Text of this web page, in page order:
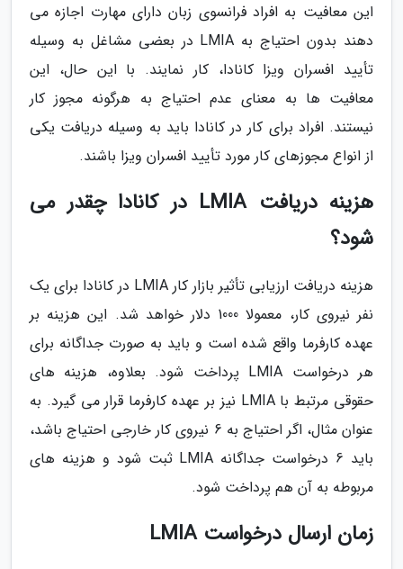
این معافیت به افراد فرانسوی زبان دارای مهارت اجازه می
دهند بدون احتیاج به LMIA در بعضی مشاغل به وسیله
تأیید افسران ویزا کانادا، کار نمایند. با این حال، این
معافیت ها به معنای عدم احتیاج به هرگونه مجوز کار
نیستند. افراد برای کار در کانادا باید به وسیله دریافت یکی
از انواع مجوزهای کار مورد تأیید افسران ویزا باشند.
هزینه دریافت LMIA در کانادا چقدر می
شود؟
هزینه دریافت ارزیابی تأثیر بازار کار LMIA در کانادا برای یک
نفر نیروی کار، معمولا 1000 دلار خواهد شد. این هزینه بر
عهده کارفرما واقع شده است و باید به صورت جداگانه برای
هر درخواست LMIA پرداخت شود. بعلاوه، هزینه های
حقوقی مرتبط با LMIA نیز بر عهده کارفرما قرار می گیرد. به
عنوان مثال، اگر احتیاج به 6 نیروی کار خارجی احتیاج باشد،
باید 6 درخواست جداگانه LMIA ثبت شود و هزینه های
مربوطه به آن هم پرداخت شود.
زمان ارسال درخواست LMIA